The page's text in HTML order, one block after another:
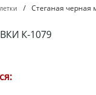
/ Стеганая черная
К-1079